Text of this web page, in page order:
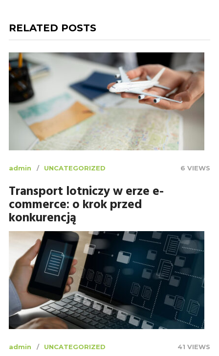
RELATED POSTS
admin UNCATEGORIZED 6 VIEWS
Transport lotniczy w erze e-
commerce: o krok przed
konkurencją
admin UNCATEGORIZED 41 VIEWS